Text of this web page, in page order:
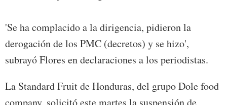
'Se ha complacido a la dirigencia, pidieron la
derogación de los PMC (decretos) y se hizo',
subrayó Flores en declaraciones a los periodistas.
La Standard Fruit de Honduras, del grupo Dole food